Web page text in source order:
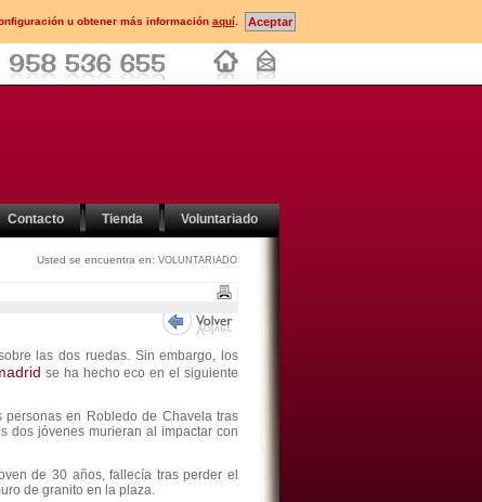
u obtener más información aquí.
Contacto Tienda Voluntariado
Usted se encuentra en: VOLUNTARIADO
las dos ruedas. Sin embargo, los
se ha hecho eco en el siguiente
en Robledo de Chavela tras
dos jóvenes murieran al impactar con
de 30 años, fallecía tras perder el
de granito en la plaza.